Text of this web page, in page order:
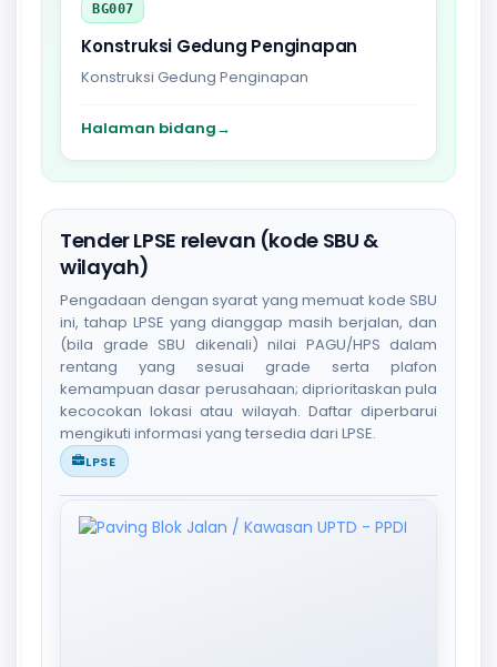
BG007
Konstruksi Gedung Penginapan
Konstruksi Gedung Penginapan
Halaman bidang→
Tender LPSE relevan (kode SBU &
wilayah)
Pengadaan dengan syarat yang memuat kode SBU
ini, tahap LPSE yang dianggap masih berjalan, dan
(bila grade SBU dikenali) nilai PAGU/HPS dalam
rentang yang sesuai grade serta plafon
kemampuan dasar perusahaan; diprioritaskan pula
kecocokan lokasi atau wilayah. Daftar diperbarui
mengikuti informasi yang tersedia dari LPSE.
LPSE